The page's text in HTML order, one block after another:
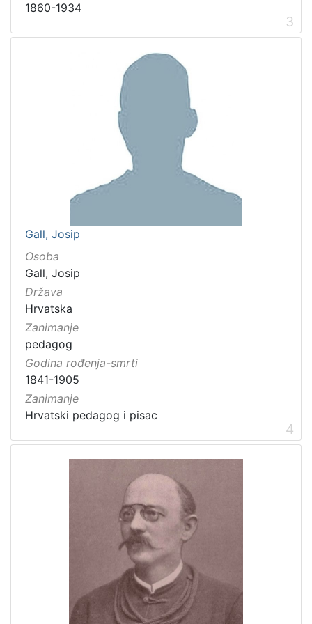
1860-1934
3
Gall, Josip
Osoba
Gall, Josip
Država
Hrvatska
Zanimanje
pedagog
Godina rođenja-smrti
1841-1905
Zanimanje
Hrvatski pedagog i pisac
4